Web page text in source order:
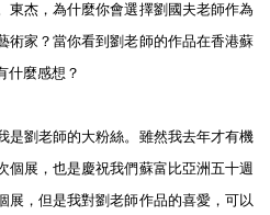
東杰，為什麼你會選擇劉國夫老師作為
術家？當你看到劉老師的作品在香港蘇
什麼感想？
是劉老師的大粉絲。雖然我去年才有機
個展，也是慶祝我們蘇富比亞洲五十週
展，但是我對劉老師作品的喜愛，可以